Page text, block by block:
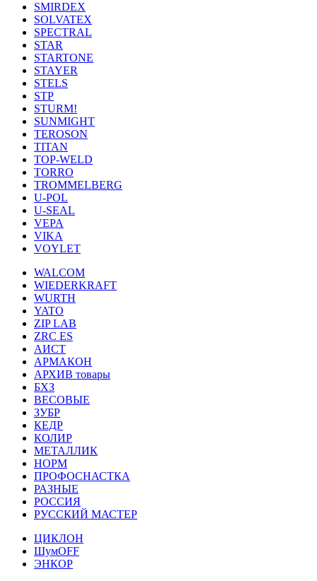
SMIRDEX
SOLVATEX
SPECTRAL
STAR
STARTONE
STAYER
STELS
STP
STURM!
SUNMIGHT
TEROSON
TITAN
TOP-WELD
TORRO
TROMMELBERG
U-POL
U-SEAL
VEPA
VIKA
VOYLET
WALCOM
WIEDERKRAFT
WURTH
YATO
ZIP LAB
ZRC ES
АИСТ
АРМАКОН
АРХИВ товары
БХЗ
ВЕСОВЫЕ
ЗУБР
КЕДР
КОЛИР
МЕТАЛЛИК
НОРМ
ПРОФОСНАСТКА
РАЗНЫЕ
РОССИЯ
РУССКИЙ МАСТЕР
ЦИКЛОН
ШумOFF
ЭНКОР